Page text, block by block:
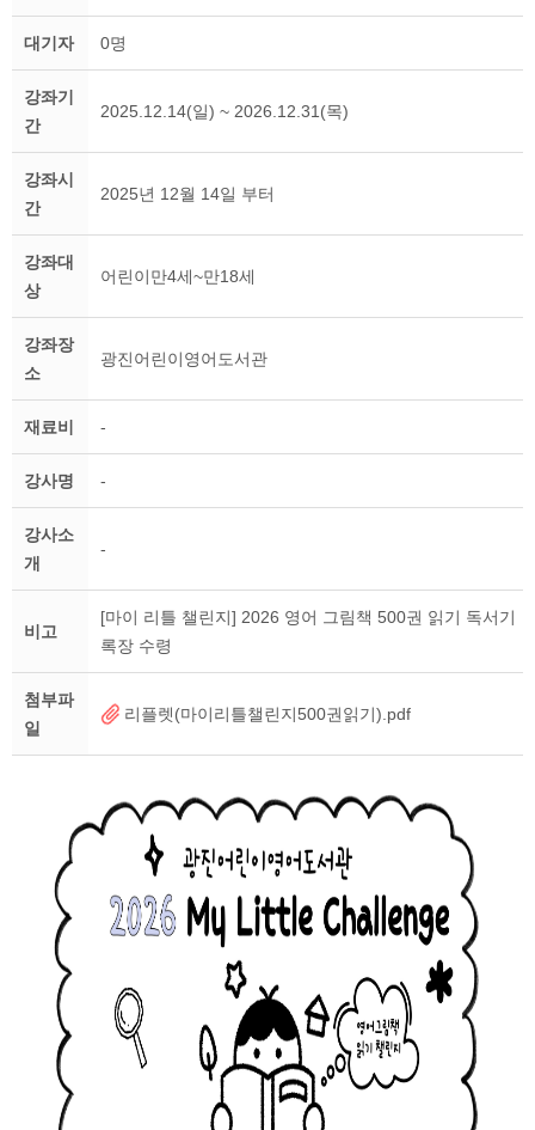
대기자 0명
강좌기
간
2025.12.14(일) ~ 2026.12.31(목)
강좌시
간
2025년 12월 14일 부터
강좌대
상
어린이만4세~만18세
강좌장
소
광진어린이영어도서관
재료비 -
강사명 -
강사소
개
-
비고
[마이 리틀 챌린지] 2026 영어 그림책 500권 읽기 독서기
록장 수령
첨부파
일
리플렛(마이리틀챌린지500권읽기).pdf